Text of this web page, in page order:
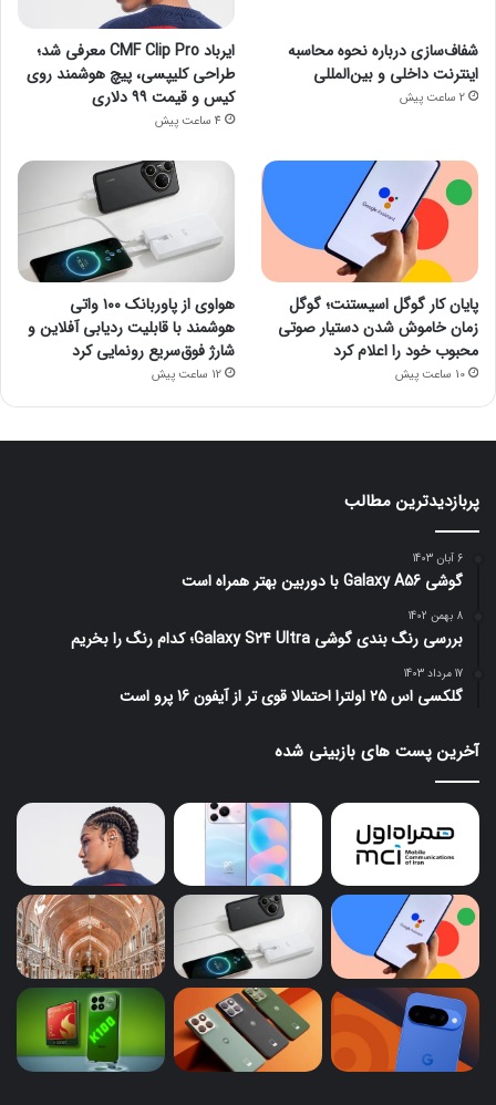
شفاف‌سازی درباره نحوه محاسبه
اینترنت داخلی و بین‌المللی
2 ساعت پیش
ایرباد CMF Clip Pro معرفی شد؛
طراحی کلیپسی، پیچ هوشمند روی
کیس و قیمت ۹۹ دلاری
4 ساعت پیش
پایان کار گوگل اسیستنت؛ گوگل
زمان خاموش شدن دستیار صوتی
محبوب خود را اعلام کرد
10 ساعت پیش
هواوی از پاوربانک ۱۰۰ واتی
هوشمند با قابلیت ردیابی آفلاین و
شارژ فوق‌سریع رونمایی کرد
12 ساعت پیش
پربازدیدترین مطالب
6 آبان 1403
گوشی Galaxy A56 با دوربین بهتر همراه است
8 بهمن 1402
بررسی رنگ بندی گوشی Galaxy S24 Ultra؛ کدام رنگ را بخریم
17 مرداد 1403
گلکسی اس 25 اولترا احتمالا قوی تر از آیفون 16 پرو است
آخرین پست های بازبینی شده